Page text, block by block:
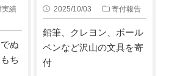
実績
ぬ
ち
2025/10/03 寄付報告
鉛筆、クレヨン、ボール
ペンなど沢山の文具を寄
付